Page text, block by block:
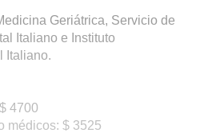
Geriátrica, Servicio de
Italiano e Instituto
Italiano.
4700
médicos: $ 3525